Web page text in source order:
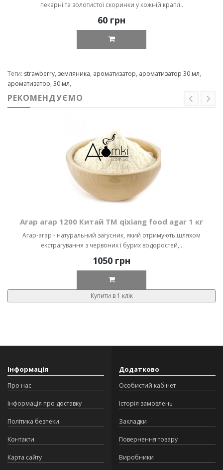
пекарні та золотистої скоринки у кожній крапл..
60 грн
Теги: strawberry, земляника, ароматизатор, ароматизатор 30 мл,
ароматизатор, 30 мл,
РЕКОМЕНДУЄМО
Агар агар 1200 Китай ТМ qixiang food agar 1 кг
Агар-агар - натуральний загусник, який отримують шляхом
екстрагування з червоних і бурих водоростей,..
1050 грн
Купити в 1 клік
Інформація
Про нас
Інформація про доставку
Політика безпеки
Контакти
Карта сайту
Додатково
Особистий кабінет
Історія замовлень
Закладки
Повернення товару
Виробники